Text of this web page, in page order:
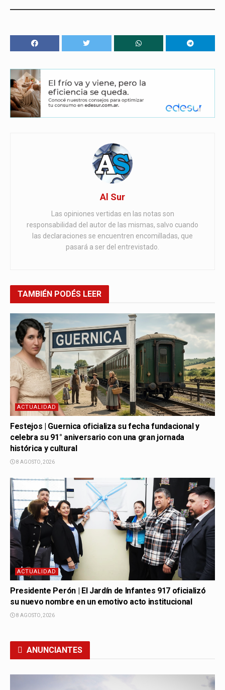
Al Sur
Las opiniones vertidas en las notas son
responsabilidad del autor de las mismas, salvo cuando
las declaraciones se encuentren encomilladas, que
pasará a ser del entrevistado.
TAMBIÉN PODÉS LEER
ACTUALIDAD
Festejos | Guernica oficializa su fecha fundacional y
celebra su 91° aniversario con una gran jornada
histórica y cultural
8 AGOSTO, 2026
ACTUALIDAD
Presidente Perón | El Jardín de Infantes 917 oficializó
su nuevo nombre en un emotivo acto institucional
8 AGOSTO, 2026
ANUNCIANTES